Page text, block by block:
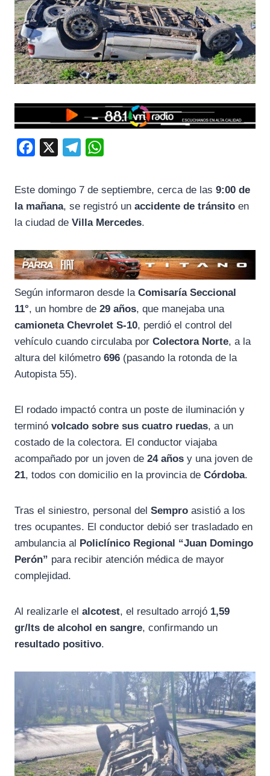
b
o
k
g
a
m
s
p
p
Este domingo 7 de septiembre, cerca de las 9:00 de
la mañana, se registró un accidente de tránsito en
la ciudad de Villa Mercedes.
Según informaron desde la Comisaría Seccional
11°, un hombre de 29 años, que manejaba una
camioneta Chevrolet S-10, perdió el control del
vehículo cuando circulaba por Colectora Norte, a la
altura del kilómetro 696 (pasando la rotonda de la
Autopista 55).
El rodado impactó contra un poste de iluminación y
terminó volcado sobre sus cuatro ruedas, a un
costado de la colectora. El conductor viajaba
acompañado por un joven de 24 años y una joven de
21, todos con domicilio en la provincia de Córdoba.
Tras el siniestro, personal del Sempro asistió a los
tres ocupantes. El conductor debió ser trasladado en
ambulancia al Policlínico Regional “Juan Domingo
Perón” para recibir atención médica de mayor
complejidad.
Al realizarle el alcotest, el resultado arrojó 1,59
gr/lts de alcohol en sangre, confirmando un
resultado positivo.